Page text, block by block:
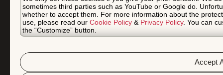
sometimes third parties such as YouTube or Google do.
whether to accept them. For more information about the
use, please read our Cookie Policy & Privacy Policy. You can
the “Customize” button.
Accept
服务条款（自助服务计划）
服务条款（企业版）
负责任的披露政策